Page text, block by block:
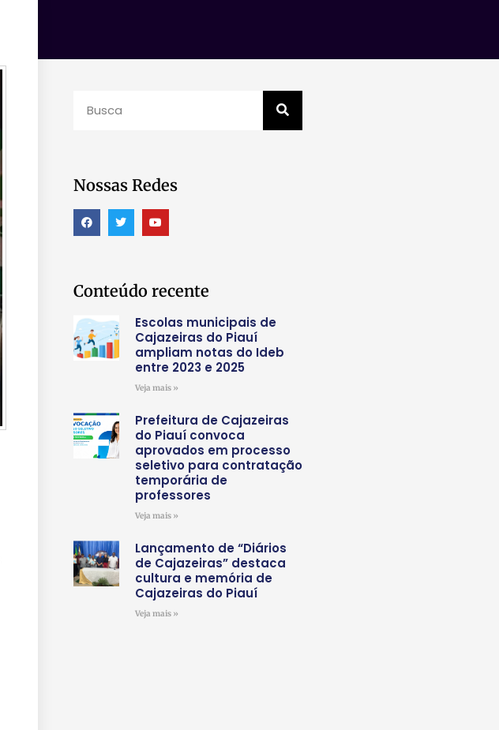
Nossas Redes
Conteúdo recente
Escolas municipais de
Cajazeiras do Piauí
ampliam notas do Ideb
entre 2023 e 2025
Veja mais »
Prefeitura de Cajazeiras
do Piauí convoca
aprovados em processo
seletivo para contratação
temporária de
professores
Veja mais »
Lançamento de “Diários
de Cajazeiras” destaca
cultura e memória de
Cajazeiras do Piauí
Veja mais »